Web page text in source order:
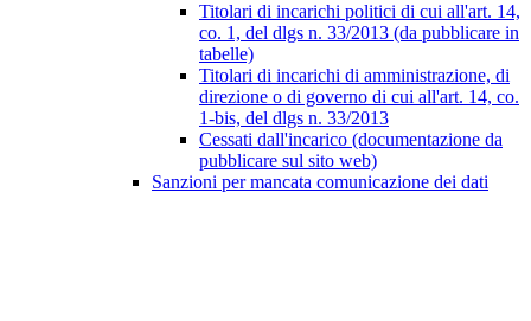
Titolari di incarichi politici di cui all'art. 14,
co. 1, del dlgs n. 33/2013 (da pubblicare in
tabelle)
Titolari di incarichi di amministrazione, di
direzione o di governo di cui all'art. 14, co.
1-bis, del dlgs n. 33/2013
Cessati dall'incarico (documentazione da
pubblicare sul sito web)
Sanzioni per mancata comunicazione dei dati